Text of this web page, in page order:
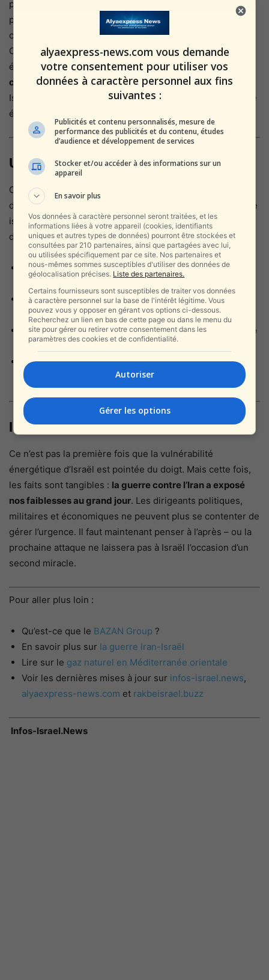
par les missiles. En
provoqué l’effondrement du quai de déchargement du
charbon à Ashkelon – l’un des deux seuls du pays.
Conséquence : 20 % de la production électrique du pays a
été mise en pause. Madar prévient :le changement
climatique augmente la fréquence de ces incidents, et
Israël n’est absolument pas préparée à une telle résilience
énergétique.
Une réforme énergétique urgente
Cet épisode dramatique relance les appels à la
diversification et à la sécurisation du système énergétique
israélien. Plusieurs voix au sein duministère de l’Énergie
de l’
arméeet del’industrie du gazappellent à :
L’accélération de l’installation demicrocentrales
La protection physique accrue des infrastructures
critiques
La création d’unstock stratégique de gaz et de pétrole
plus conséquent
Le développement deréseaux intelligents autonomes
en cas de coupure centrale
Israël vulnérable, mais avertie
Ce n’est pas la première fois que la vulnérabilité
énergétique d’Israël est pointée du doigt. Mais cette fois,
les faits sont tangibles : la guerre contre l’Iran a exposé
nos faiblesses au grand jour. Les dirigeants politiques,
militaires et économiques ne peuvent plus se contenter de
gérer l’urgence. Il faut maintenant penser à l’après – ou la
prochaine attaque ne laissera pas à Israël l’occasion d’un
second miracle.
Pour aller plus loin :
Qu’est-ce que le BAZAN Group ?
En savoir plus sur la guerre Iran-Israël
Lire sur le gaz naturel en Méditerranée orientale
Voir les dernières mises à jour sur infos-israel.news,
alyaexpress-news.com et rakbeisrael.buzz
Infos-Israel.News
alyaexpress-news.com vous demande
votre consentement pour utiliser vos
données à caractère personnel aux fins
suivantes :
Publicités et contenu personnalisés, mesure de
performance des publicités et du contenu, études
d’audience et développement de services
Stocker et/ou accéder à des informations sur un
appareil
En savoir plus
Vos données à caractère personnel seront traitées, et les
informations liées à votre appareil (cookies, identifiants
uniques et autres types de données) pourront être stockées et
consultées par 210 partenaires, ainsi que partagées avec lui,
ou utilisées spécifiquement par ce site. Nos partenaires et
nous-mêmes sommes susceptibles d'utiliser des données de
géolocalisation précises. Liste des partenaires.
Certains fournisseurs sont susceptibles de traiter vos données
à caractère personnel sur la base de l'intérêt légitime. Vous
pouvez vous y opposer en gérant vos options ci-dessous.
Recherchez un lien en bas de cette page ou dans le menu du
site pour gérer ou retirer votre consentement dans les
paramètres des cookies et de confidentialité.
Autoriser
Gérer les options